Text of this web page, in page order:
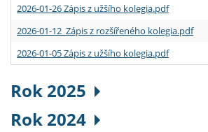
2026-01-26 Zápis z užšího kolegia.pdf
2026-01-12 Zápis z rozšířeného kolegia.pdf
2026-01-05 Zápis z užšího kolegia.pdf
Rok 2025
Rok 2024